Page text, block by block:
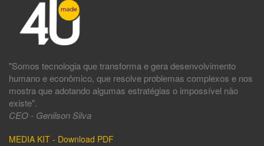
"Somos tecnologia que transforma e gera desenvolvimento
humano e econômico, que resolve problemas complexos e nos
mostra que adotando algumas estratégias o impossível não
existe".
CEO - Genilson Silva
MEDIA KIT - Download PDF